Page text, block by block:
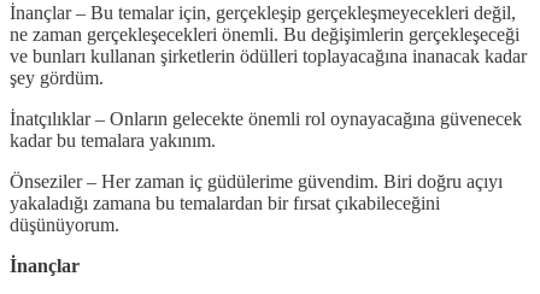
İnançlar – Bu temalar için, gerçekleşip gerçekleşmeyecekleri değil,
ne zaman gerçekleşecekleri önemli. Bu değişimlerin gerçekleşeceği
ve bunları kullanan şirketlerin ödülleri toplayacağına inanacak kadar
şey gördüm.
İnatçılıklar – Onların gelecekte önemli rol oynayacağına güvenecek
kadar bu temalara yakınım.
Önseziler – Her zaman iç güdülerime güvendim. Biri doğru açıyı
yakaladığı zamana bu temalardan bir fırsat çıkabileceğini
düşünüyorum.
İnançlar